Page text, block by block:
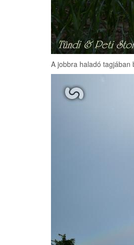
A jobbra haladó tagjában